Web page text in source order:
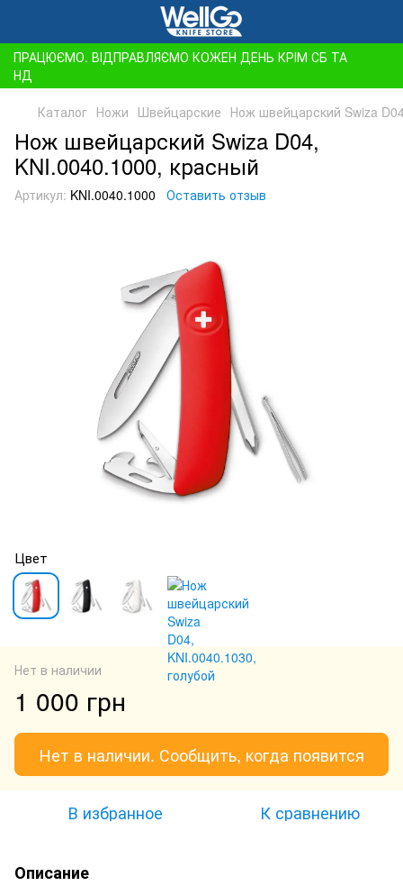
ПРАЦЮЄМО. ВІДПРАВЛЯЄМО КОЖЕН ДЕНЬ КРІМ СБ ТА
НД
Каталог Ножи Швейцарские Нож швейцарский Swiza
Нож швейцарский Swiza D04,
KNI.0040.1000, красный
Артикул: KNI.0040.1000 Оставить отзыв
Цвет
Нет в наличии
1 000 грн
Нет в наличии. Сообщить, когда появится
В избранное К сравнению
Описание